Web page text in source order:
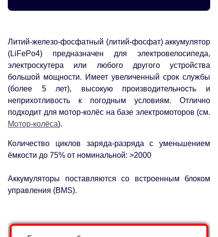
Литий-железо-фосфатный (литий-фосфат) аккумулятор
(LiFePo4) предназначен для электровелосипеда,
электроскутера или любого другого устройства
большой мощности. Имеет увеличенный срок службы
(более 5 лет), высокую производительность и
неприхотливость к погодным условиям. Отлично
подходит для мотор-колёс на базе электромоторов (см.
Мотор-колёса).
Количество циклов заряда-разряда с уменьшением
ёмкости до 75% от номинальной: >2000
Аккумуляторы поставляются со встроенным блоком
управления (BMS).